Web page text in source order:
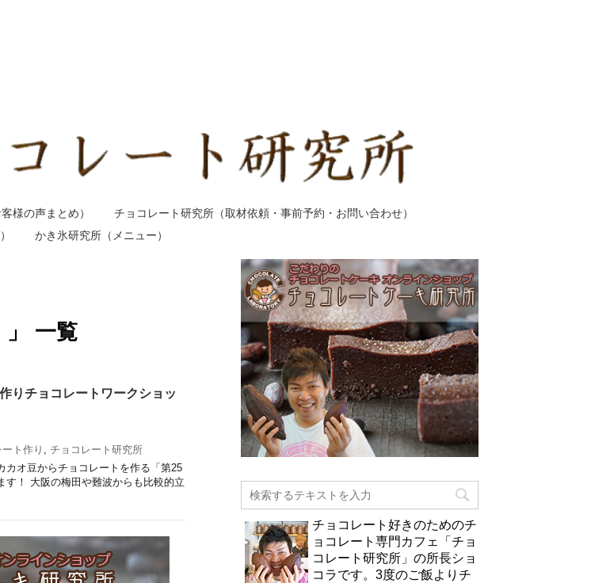
様の声まとめ）
チョコレート研究所（取材依頼・事前予約・お問い合わせ）
かき氷研究所（メニュー）
」 一覧
りチョコレートワークショッ
ト作り
チョコレート研究所
カオ豆からチョコレートを作る「第25
す！ 大阪の梅田や難波からも比較的立
チョコレート好きのためのチ
ョコレート専門カフェ「チョ
コレート研究所」の所長ショ
コラです。3度のご飯よりチ